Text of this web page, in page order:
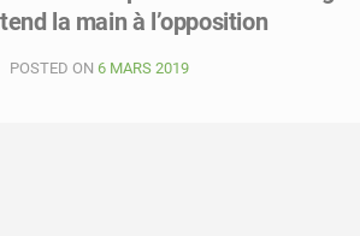
match
restera
tend la main à l’opposition
POSTED ON 6 MARS 2019